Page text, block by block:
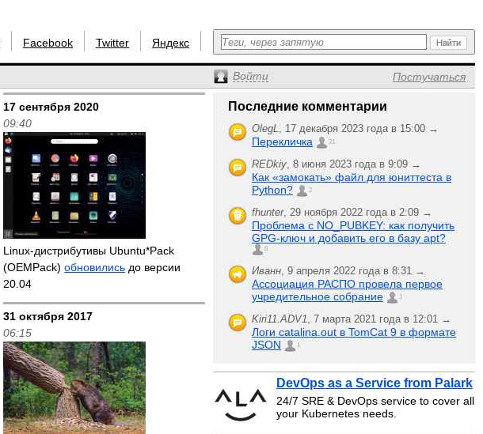
Facebook Twitter Яндекс
Войти Постучаться
17 сентября 2020
09:40
Linux-дистрибутивы Ubuntu*Pack
(OEMPack)обновились до версии
20.04
31 октября 2017
06:15
Последние комментарии
OlegL, 17 декабря 2023 года в 15:00 →
Перекличка 21
REDkiy, 8 июня 2023 года в 9:09 →
Как «замокать» файл для юниттеста в
Python?
2
fhunter, 29 ноября 2022 года в 2:09 →
Проблема с NO_PUBKEY: как получить
GPG-ключ и добавить его в базу apt?
6
Иванн, 9 апреля 2022 года в 8:31 →
Ассоциация РАСПО провела первое
учредительное собрание
1
Kiri11.ADV1, 7 марта 2021 года в 12:01 →
Логи catalina.out в TomCat 9 в формате
JSON
1
DevOps as a Service from Palark
24/7 SRE & DevOps service to cover all
your Kubernetes needs.